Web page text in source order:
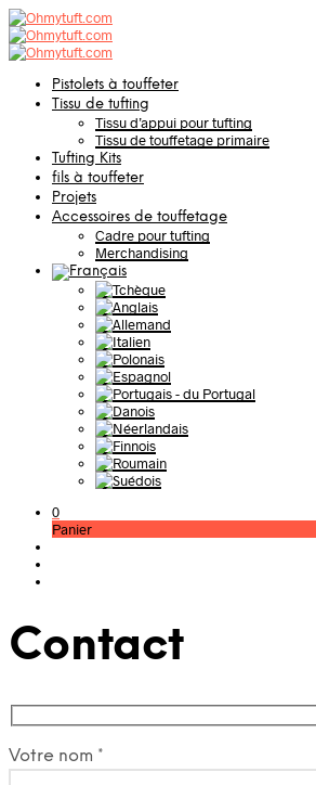
Pistolets à touffeter
Tissu de tufting
Tissu d’appui pour tufting
Tissu de touffetage primaire
Tufting Kits
fils à touffeter
Projets
Accessoires de touffetage
Cadre pour tufting
Merchandising
0
Panier
Contact
Votre nom *